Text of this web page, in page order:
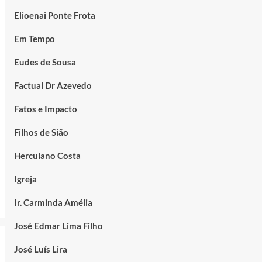
Elioenai Ponte Frota
Em Tempo
Eudes de Sousa
Factual Dr Azevedo
Fatos e Impacto
Filhos de Sião
Herculano Costa
Igreja
Ir. Carminda Amélia
José Edmar Lima Filho
José Luís Lira